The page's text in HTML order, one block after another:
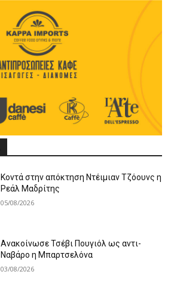
Κοντά στην απόκτηση Ντέιμιαν Τζόουνς η
Ρεάλ Μαδρίτης
05/08/2026
Ανακοίνωσε Τσέβι Πουγιόλ ως αντι-
Ναβάρο η Μπαρτσελόνα
03/08/2026